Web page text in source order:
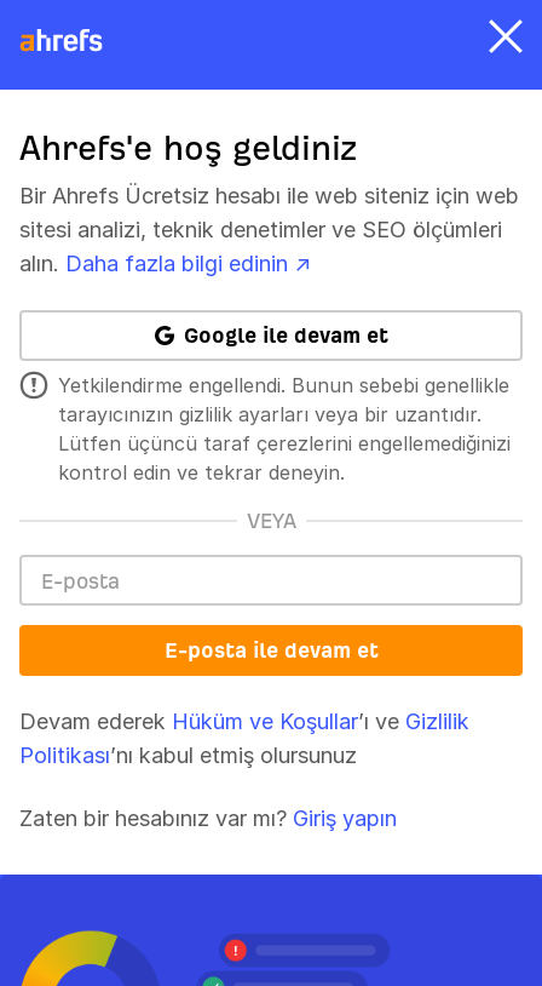
Ahrefs'e hoş geldiniz
Bir Ahrefs Ücretsiz hesabı ile web siteniz için web
sitesi analizi, teknik denetimler ve SEO ölçümleri
alın. Daha fazla bilgi edinin ↗
Google ile devam et
Yetkilendirme engellendi. Bunun sebebi genellikle
tarayıcınızın gizlilik ayarları veya bir uzantıdır.
Lütfen üçüncü taraf çerezlerini engellemediğinizi
kontrol edin ve tekrar deneyin.
VEYA
E-posta ile devam et
Devam ederek Hüküm ve Koşullar’ı ve Gizlilik
Politikası’nı kabul etmiş olursunuz
Zaten bir hesabınız var mı? Giriş yapın